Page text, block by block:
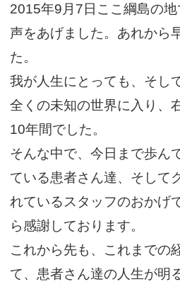
2015年9月7日ここ綱島の
声をあげました。あれから
た。
我が人生にとっても、そし
全くの未知の世界に入り、
10年間でした。
そんな中で、今日まで歩ん
ている患者さん達、そして
れているスタッフのおかげ
ら感謝しております。
これから先も、これまでの
て、患者さん達の人生が明